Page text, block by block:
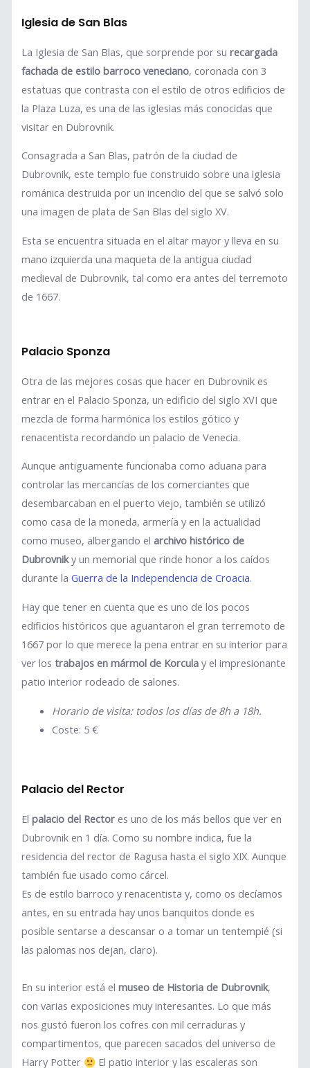
Iglesia de San Blas
La Iglesia de San Blas, que sorprende por surecargada
fachada de estilo barroco veneciano, coronada con 3
estatuas que contrasta con el estilo de otros edificios de
la Plaza Luza, es una de las iglesias más conocidas que
visitar en Dubrovnik.
Consagrada a San Blas, patrón de la ciudad de
Dubrovnik, este templo fue construido sobre una iglesia
románica destruida por un incendio del que se salvó solo
una imagen de plata de San Blas del siglo XV.
Esta se encuentra situada en el altar mayor y lleva en su
mano izquierda una maqueta de la antigua ciudad
medieval de Dubrovnik, tal como era antes del terremoto
de 1667.
Palacio Sponza
Otra de las mejores cosas que hacer en Dubrovnik es
entrar en el Palacio Sponza, un edificio del siglo XVI que
mezcla de forma harmónica los estilos gótico y
renacentista recordando un palacio de Venecia.
Aunque antiguamente funcionaba como aduana para
controlar las mercancías de los comerciantes que
desembarcaban en el puerto viejo, también se utilizó
como casa de la moneda, armería y en la actualidad
como museo, albergando elarchivo histórico de
Dubrovniky un memorial que rinde honor a los caídos
durante laGuerra de la Independencia de Croacia.
Hay que tener en cuenta que es uno de los pocos
edificios históricos que aguantaron el gran terremoto de
1667 por lo que merece la pena entrar en su interior para
ver lostrabajos en mármol de Korcula y el impresionante
patio interior rodeado de salones.
Horario de visita: todos los días de 8h a 18h.
Coste: 5 €
Palacio del Rector
Elpalacio del Rector es uno de los más bellos que ver en
Dubrovnik en 1 día. Como su nombre indica, fue la
residencia del rector de Ragusa hasta el siglo XIX. Aunque
también fue usado como cárcel.
Es de estilo barroco y renacentista y, como os decíamos
antes, en su entrada hay unos banquitos donde es
posible sentarse a descansar o a tomar un tentempié (si
las palomas nos dejan, claro).
En su interior está elmuseo de Historia de Dubrovnik,
con varias exposiciones muy interesantes. Lo que más
nos gustó fueron los cofres con mil cerraduras y
compartimentos, que parecen sacados del universo de
Harry Potter
El patio interior y las escaleras son